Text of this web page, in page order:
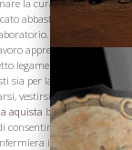
la cura dei bambini
abbastanza per
Ci sono tre
apprendista. In
legame con le asili
sia per la
vestirsi, e la corretta
aquista bambino può
consentire un allievo
in visita in